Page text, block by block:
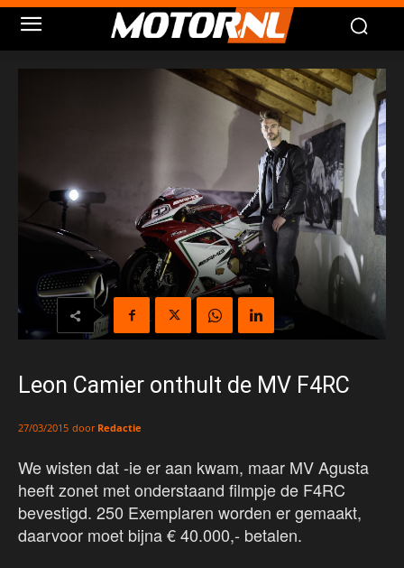
Leon Camier onthult de MV F4RC
27/03/2015 door Redactie
We wisten dat -ie er aan kwam, maar MV Agusta
heeft zonet met onderstaand filmpje de F4RC
bevestigd. 250 Exemplaren worden er gemaakt,
daarvoor moet bijna € 40.000,- betalen.